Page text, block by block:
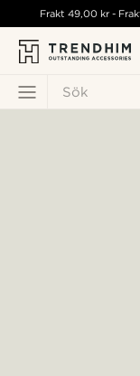
Sök
Frakt 49,00 kr-